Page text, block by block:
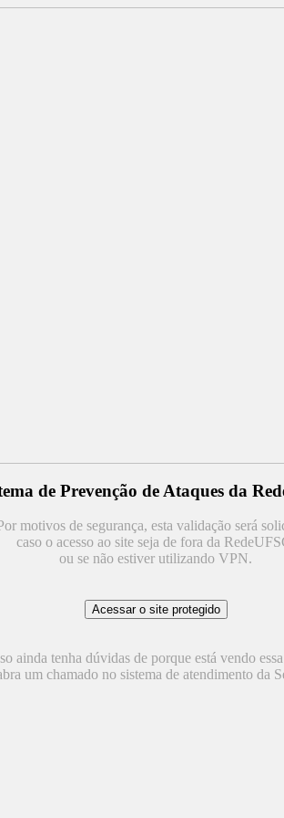
de Prevenção de Ataques da
motivos de segurança, esta validação será
caso o acesso ao site seja de fora da
ou se não estiver utilizando VPN.
ainda tenha dúvidas de porque está vendo
um chamado no sistema de atendimento da